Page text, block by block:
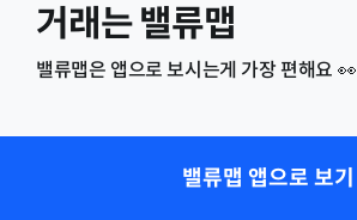
거래는 밸류맵
밸류맵은 앱으로 보시는게 가장 편해요 👀
밸류맵 앱으로 보기